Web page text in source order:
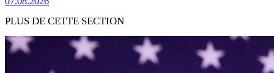
PLUS DE CETTE SECTION